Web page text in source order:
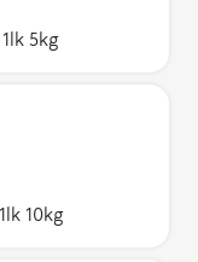
5kg
10kg